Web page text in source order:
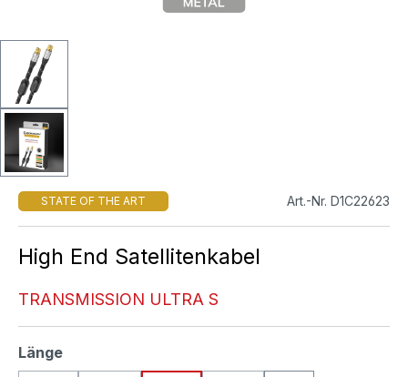
STATE OF THE ART Art.-Nr. D1C22623
High End Satellitenkabel
TRANSMISSION ULTRA S
Längeauswählen